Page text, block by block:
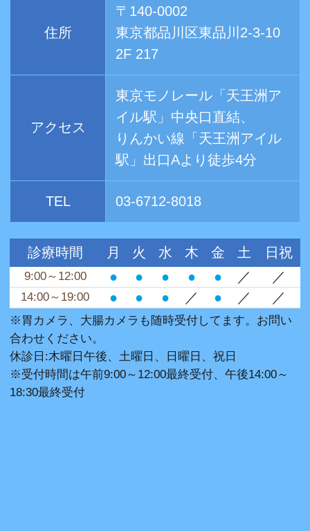
住所
〒140-0002
東京都品川区東品川2-3-10
2F 217
アクセス
東京モノレール「天王洲ア
イル駅」中央口直結、
りんかい線「天王洲アイル
駅」出口Aより徒歩4分
TEL 03-6712-8018
※胃カメラ、大腸カメラも随時受付してます。お問い
合わせください。
休診日:木曜日午後、土曜日、日曜日、祝日
※受付時間は午前9:00～12:00最終受付、午後14:00～
18:30最終受付
診療時間 月 火 水 木 金 土 日祝
9:00～12:00 ● ● ● ● ● ／ ／
14:00～19:00 ● ● ● ／ ● ／ ／